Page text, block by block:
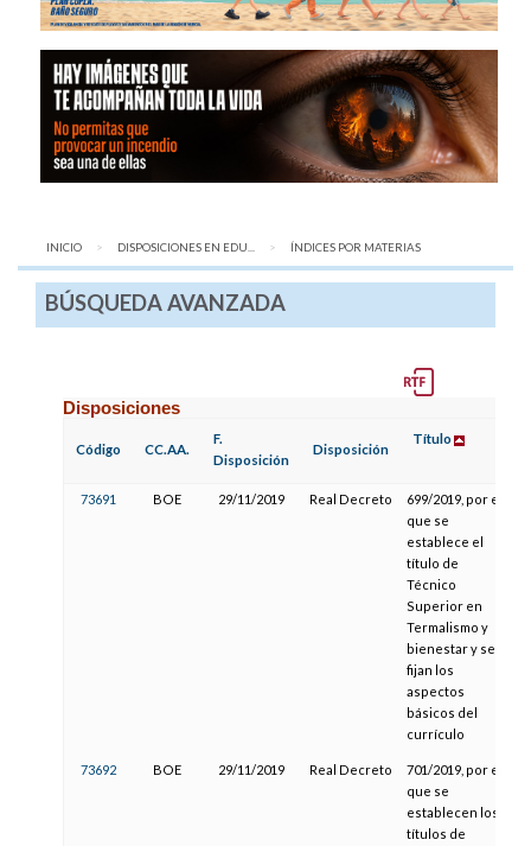
INICIO DISPOSICIONES EN EDU... AQUÍ:
ÍNDICES POR MATERIAS
BÚSQUEDA AVANZADA
Disposiciones
Código CC.AA.
F.
Disposición
Disposición
Título
73691 BOE 29/11/2019 Real Decreto
699/2019, por el
que se
establece el
título de
Técnico
Superior en
Termalismo y
bienestar y se
fijan los
aspectos
básicos del
currículo
73692 BOE 29/11/2019 Real Decreto
701/2019, por el
que se
establecen los
títulos de